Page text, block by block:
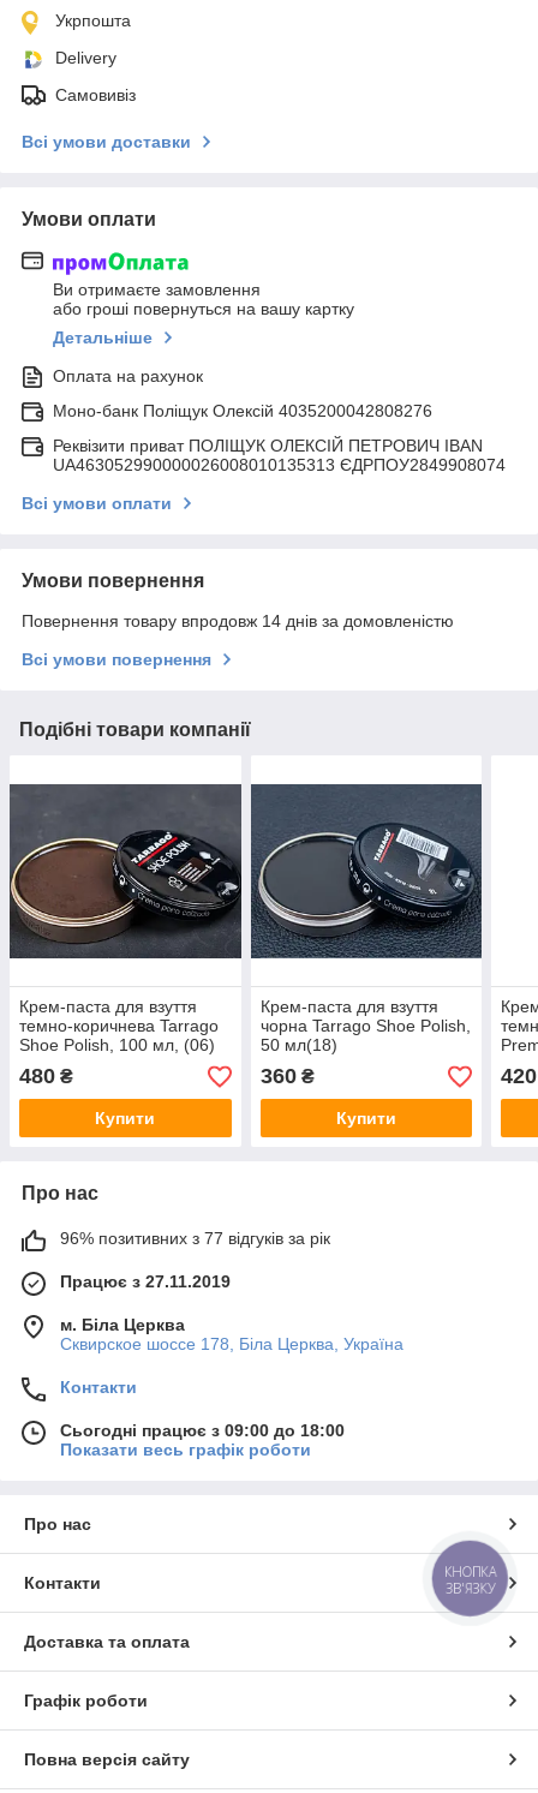
Укрпошта
Delivery
Самовивіз
Всі умови доставки
Умови оплати
Ви отримаєте замовлення
або гроші повернуться на вашу картку
Детальніше
Оплата на рахунок
Моно-банк Поліщук Олексій 4035200042808276
Реквізити приват ПОЛІЩУК ОЛЕКСІЙ ПЕТРОВИЧ IBAN
UA463052990000026008010135313 ЄДРПОУ2849908074
Всі умови оплати
Умови повернення
Повернення товару впродовж 14 днів за домовленістю
Всі умови повернення
Подібні товари компанії
Крем-паста для взуття
темно-коричнева Tarrago
Shoe Polish, 100 мл, (06)
480 ₴
Купити
Крем-паста для взуття
чорна Tarrago Shoe Polish,
50 мл(18)
360₴
Купити
мл
420
Про нас
96% позитивних з 77 відгуків за рік
Працює з 27.11.2019
м. Біла Церква
Сквирское шоссе 178, Біла Церква, Україна
Контакти
Сьогодні працює з 09:00 до 18:00
Показати весь графік роботи
Про нас
Контакти
Доставка та оплата
Графік роботи
Повна версія сайту
КНОПКА
ЗВ'ЯЗКУ